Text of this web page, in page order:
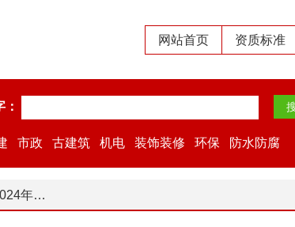
网站首页 资质标准
市政 古建筑 机电 装饰装修 环保 防水防腐
号令